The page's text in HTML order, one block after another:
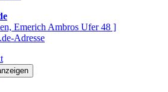
Emerich Ambros Ufer 48 ]